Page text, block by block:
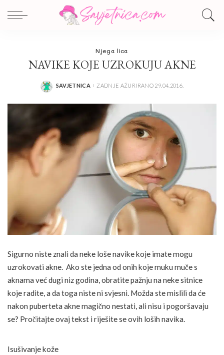
Njega lica
NAVIKE KOJE UZROKUJU AKNE
POSTED
SAVJETNICA ZADNJE AŽURIRANO 29.04.2016.
Sigurno niste znali da neke loše navike koje imate mogu
uzrokovati akne. Ako ste jedna od onih koje muku muče s
aknama već dugi niz godina, obratite pažnju na neke sitnice
koje radite, a da toga niste ni svjesni. Možda ste mislili da će
nakon puberteta akne magično nestati, ali nisu i pogoršavaju
se? Pročitajte ovaj tekst i riješite se ovih loših navika.
Isušivanje kože